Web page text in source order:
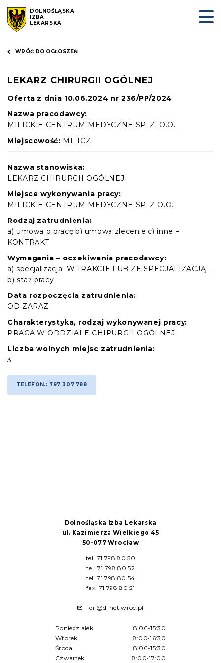
DOLNOŚLĄSKA
IZBA
LEKARSKA
WRÓĆ DO OGŁOSZEŃ
LEKARZ CHIRURGII OGÓLNEJ
Oferta z dnia 10.06.2024 nr 236/PP/2024
Nazwa pracodawcy:
MILICKIE CENTRUM MEDYCZNE SP. Z .O.O.
Miejscowość: MILICZ
Nazwa stanowiska:
LEKARZ CHIRURGII OGÓLNEJ
Miejsce wykonywania pracy:
MILICKIE CENTRUM MEDYCZNE SP. Z O.O.
Rodzaj zatrudnienia:
a) umowa o pracę b) umowa zlecenie c) inne –
KONTRAKT
Wymagania – oczekiwania pracodawcy:
a) specjalizacja: W TRAKCIE LUB ZE SPECJALIZACJĄ
b) staż pracy
Data rozpoczęcia zatrudnienia:
OD ZARAZ
Charakterystyka, rodzaj wykonywanej pracy:
PRACA W ODDZIALE CHIRURGII OGÓLNEJ
Liczba wolnych miejsc zatrudnienia:
3
TELEFON.: 797 307 788
Dolnośląska Izba Lekarska
ul. Kazimierza Wielkiego 45
50-077 Wrocław
tel. 71 798 80 50
tel. 71 798 80 52
tel. 71 798 80 54
fax. 71 798 80 51
dil@dilnet.wroc.pl
Poniedziałek
8:00-15:30
Wtorek
8:00-16:30
Środa
8:00-15:30
Czwartek
8:00-17:00